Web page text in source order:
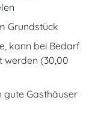
Grundstück
kann bei Bedarf
werden (30,00
gute Gasthäuser